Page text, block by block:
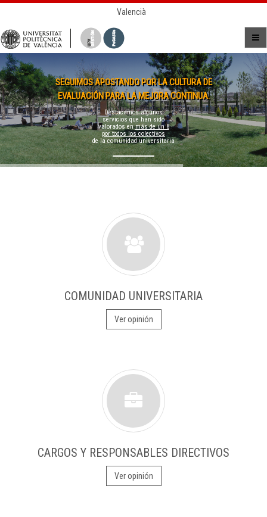
Valencià
SEGUIMOS APOSTANDO POR LA CULTURA DE
EVALUACIÓN PARA LA MEJORA CONTINUA.
Destacamos algunos
servicios que han sido
valorados enmás de un 8
por todos los colectivos
de la comunidad universitaria
COMUNIDAD UNIVERSITARIA
Ver opinión
CARGOS Y RESPONSABLES DIRECTIVOS
Ver opinión